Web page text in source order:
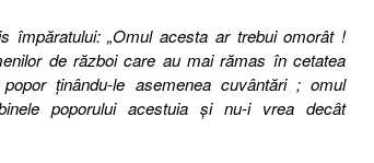
împăratului: „Omul acesta ar trebui omorât !
de război care au mai rămas în cetatea
ţinându-le asemenea cuvântări ; omul
poporului acestuia şi nu-i vrea decât